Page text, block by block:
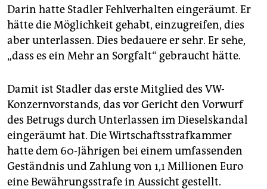
Darin hatte Stadler Fehlverhalten eingeräumt. Er
hätte die Möglichkeit gehabt, einzugreifen, dies
aber unterlassen. Dies bedauere er sehr. Er sehe,
„dass es ein Mehr an Sorgfalt“ gebraucht hätte.
Damit ist Stadler das erste Mitglied des VW-
Konzernvorstands, das vor Gericht den Vorwurf
des Betrugs durch Unterlassen im Dieselskandal
eingeräumt hat. Die Wirtschaftsstrafkammer
hatte dem 60-Jährigen bei einem umfassenden
Geständnis und Zahlung von 1,1 Millionen Euro
eine Bewährungsstrafe in Aussicht gestellt.